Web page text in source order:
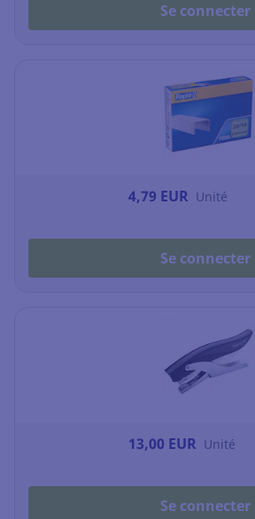
Se connecter
4,79 EUR Unité
Se connecter
13,00 EUR Unité
Se connecter